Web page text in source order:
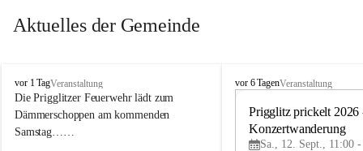
Aktuelles der Gemeinde
P
r
i
g
vor 1 TagVeranstaltung
Die Prigglitzer Feuerwehr lädt zum
Dämmerschoppen am kommenden
Samstag……
P
vor 6 TagenVeranstaltung
Prigglitz prickelt 2026
Konzertwanderung
Sa., 12. Sept., 11:00